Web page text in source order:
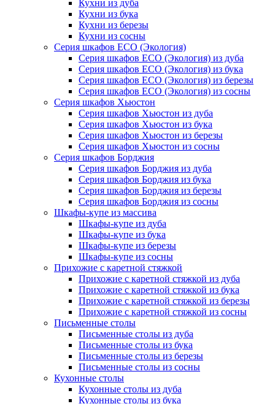
Кухни из дуба
Кухни из бука
Кухни из березы
Кухни из сосны
Серия шкафов ECO (Экология)
Серия шкафов ECO (Экология) из дуба
Серия шкафов ECO (Экология) из бука
Серия шкафов ECO (Экология) из березы
Серия шкафов ECO (Экология) из сосны
Серия шкафов Хьюстон
Серия шкафов Хьюстон из дуба
Серия шкафов Хьюстон из бука
Серия шкафов Хьюстон из березы
Серия шкафов Хьюстон из сосны
Серия шкафов Борджия
Серия шкафов Борджия из дуба
Серия шкафов Борджия из бука
Серия шкафов Борджия из березы
Серия шкафов Борджия из сосны
Шкафы-купе из массива
Шкафы-купе из дуба
Шкафы-купе из бука
Шкафы-купе из березы
Шкафы-купе из сосны
Прихожие с каретной стяжкой
Прихожие с каретной стяжкой из дуба
Прихожие с каретной стяжкой из бука
Прихожие с каретной стяжкой из березы
Прихожие с каретной стяжкой из сосны
Письменные столы
Письменные столы из дуба
Письменные столы из бука
Письменные столы из березы
Письменные столы из сосны
Кухонные столы
Кухонные столы из дуба
Кухонные столы из бука